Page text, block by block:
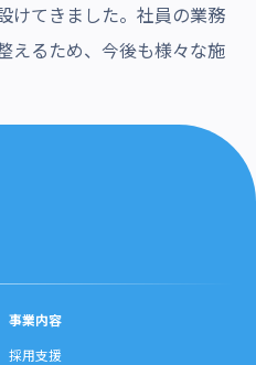
けてきました。社員の業務
えるため、今後も様々な施
事業内容
採用支援